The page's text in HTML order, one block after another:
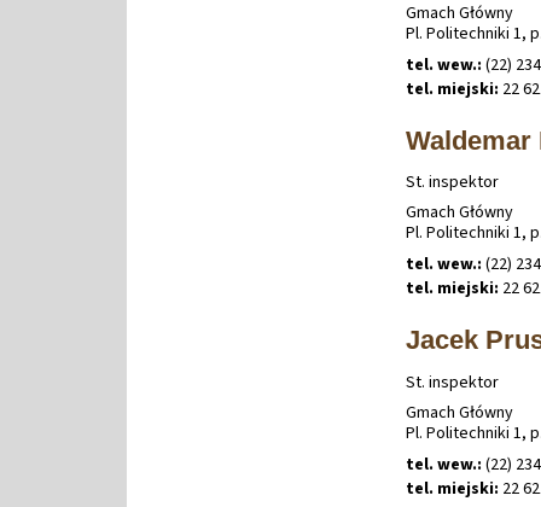
Gmach Główny
Pl. Politechniki 1,
tel. wew.: (22)
tel. miejski: 22
Waldemar
St. inspektor
Gmach Główny
Pl. Politechniki 1,
tel. wew.: (22)
tel. miejski: 22
Jacek
St. inspektor
Gmach Główny
Pl. Politechniki 1,
tel. wew.: (22)
tel. miejski: 22